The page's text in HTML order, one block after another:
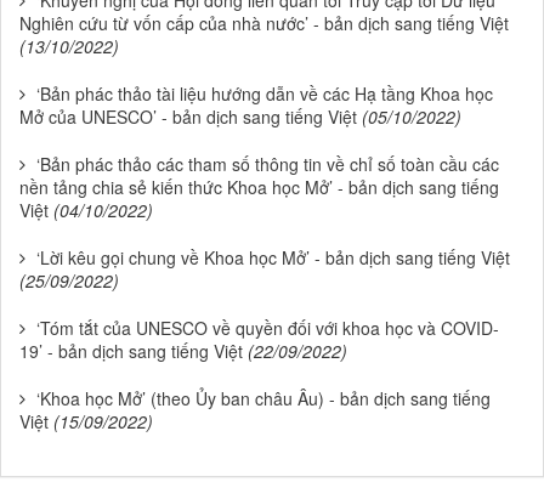
Nghiên cứu từ vốn cấp của nhà nước’ - bản dịch sang tiếng Việt
(13/10/2022)
‘Bản phác thảo tài liệu hướng dẫn về các Hạ tầng Khoa học
Mở của UNESCO’ - bản dịch sang tiếng Việt (05/10/2022)
‘Bản phác thảo các tham số thông tin về chỉ số toàn cầu các
nền tảng chia sẻ kiến thức Khoa học Mở’ - bản dịch sang tiếng
Việt (04/10/2022)
‘Lời kêu gọi chung về Khoa học Mở’ - bản dịch sang tiếng Việt
(25/09/2022)
‘Tóm tắt của UNESCO về quyền đối với khoa học và COVID-
19’ - bản dịch sang tiếng Việt (22/09/2022)
‘Khoa học Mở’ (theo Ủy ban châu Âu) - bản dịch sang tiếng
Việt (15/09/2022)